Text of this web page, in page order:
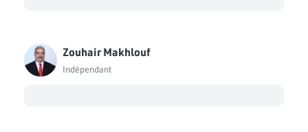
Zouhair Makhlouf
Indépendant